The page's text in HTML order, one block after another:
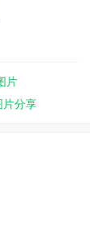
片
片分享